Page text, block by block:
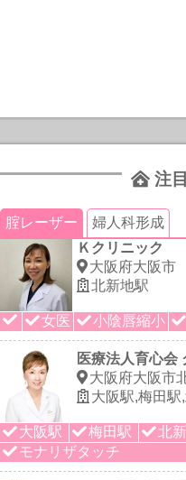
注
腟レーザー
婦人科形成
Ｋクリニック
大阪府大阪市
北新地駅
女医 小陰唇縮小
医療法人育心会
大阪府大阪市
大阪駅,梅田駅
大阪駅 梅田駅 北
モナリザタッチ